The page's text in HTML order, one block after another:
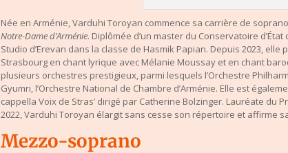
Née en Arménie, Varduhi Toroyan commence sa carrière de
Notre-Dame d’Arménie. Diplômée d’un master du Conservatoire
Studio d’Erevan dans la classe de Hasmik Papian. Depuis 2023,
Strasbourg en chant lyrique avec Mélanie Moussay et en chant
plusieurs orchestres prestigieux, parmi lesquels l’Orchestre
Gyumri, l’Orchestre National de Chambre d’Arménie. Elle est
cappella Voix de Stras’ dirigé par Catherine Bolzinger. Lauréate du
2022, Varduhi Toroyan élargit sans cesse son répertoire et affirme
Mezzo-soprano